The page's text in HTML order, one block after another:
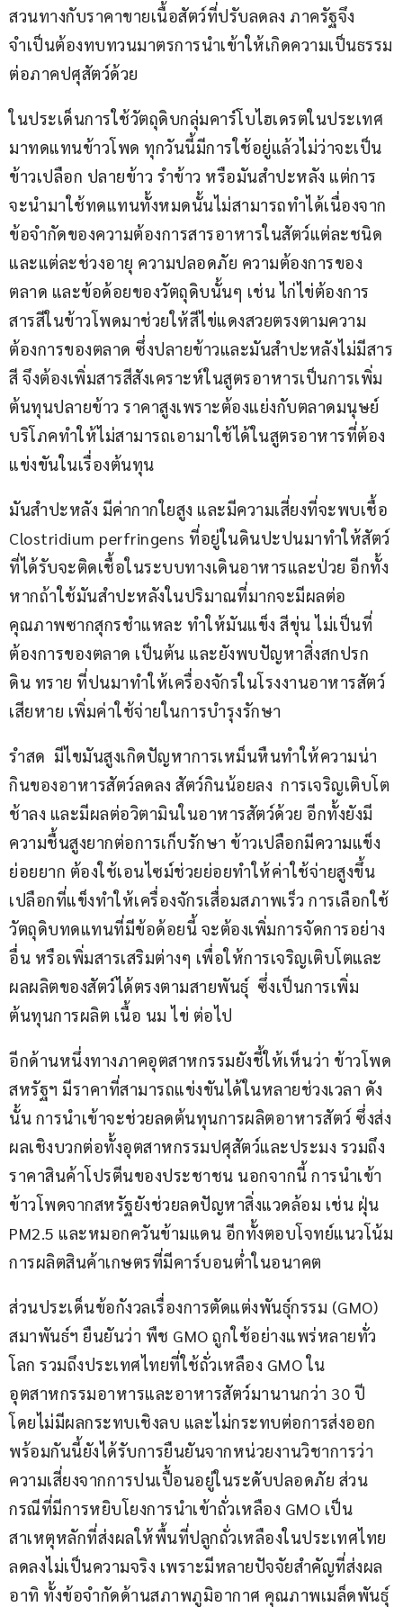
สวนทางกับราคาขายเนื้อสัตว์ที่ปรับลดลง ภาครัฐจึง
จำเป็นต้องทบทวนมาตรการนำเข้าให้เกิดความเป็นธรรม
ต่อภาคปศุสัตว์ด้วย
ในประเด็นการใช้วัตถุดิบกลุ่มคาร์โบไฮเดรตในประเทศ
มาทดแทนข้าวโพด ทุกวันนี้มีการใช้อยู่แล้วไม่ว่าจะเป็น
ข้าวเปลือก ปลายข้าว รำข้าว หรือมันสำปะหลัง แต่การ
จะนำมาใช้ทดแทนทั้งหมดนั้นไม่สามารถทำได้เนื่องจาก
ข้อจำกัดของความต้องการสารอาหารในสัตว์แต่ละชนิด
และแต่ละช่วงอายุ ความปลอดภัย ความต้องการของ
ตลาด และข้อด้อยของวัตถุดิบนั้นๆ เช่น ไก่ไข่ต้องการ
สารสีในข้าวโพดมาช่วยให้สีไข่แดงสวยตรงตามความ
ต้องการของตลาด ซึ่งปลายข้าวและมันสำปะหลังไม่มีสาร
สี จึงต้องเพิ่มสารสีสังเคราะห์ในสูตรอาหารเป็นการเพิ่ม
ต้นทุนปลายข้าว ราคาสูงเพราะต้องแย่งกับตลาดมนุษย์
บริโภคทำให้ไม่สามารถเอามาใช้ได้ในสูตรอาหารที่ต้อง
แข่งขันในเรื่องต้นทุน
มันสำปะหลัง มีค่ากากใยสูง และมีความเสี่ยงที่จะพบเชื้อ
Clostridium perfringens ที่อยู่ในดินปะปนมาทำให้สัตว์
ที่ได้รับจะติดเชื้อในระบบทางเดินอาหารและป่วย อีกทั้ง
หากถ้าใช้มันสำปะหลังในปริมาณที่มากจะมีผลต่อ
คุณภาพซากสุกรชำแหละ ทำให้มันแข็ง สีขุ่น ไม่เป็นที่
ต้องการของตลาด เป็นต้น และยังพบปัญหาสิ่งสกปรก
ดิน ทราย ที่ปนมาทำให้เครื่องจักรในโรงงานอาหารสัตว์
เสียหาย เพิ่มค่าใช้จ่ายในการบำรุงรักษา
รำสด  มีไขมันสูงเกิดปัญหาการเหม็นหืนทำให้ความน่า
กินของอาหารสัตว์ลดลง สัตว์กินน้อยลง  การเจริญเติบโต
ช้าลง และมีผลต่อวิตามินในอาหารสัตว์ด้วย อีกทั้งยังมี
ความชื้นสูงยากต่อการเก็บรักษา ข้าวเปลือกมีความแข็ง
ย่อยยาก ต้องใช้เอนไซม์ช่วยย่อยทำให้ค่าใช้จ่ายสูงขึ้น
เปลือกที่แข็งทำให้เครื่องจักรเสื่อมสภาพเร็ว การเลือกใช้
วัตถุดิบทดแทนที่มีข้อด้อยนี้ จะต้องเพิ่มการจัดการอย่าง
อื่น หรือเพิ่มสารเสริมต่างๆ เพื่อให้การเจริญเติบโตและ
ผลผลิตของสัตว์ได้ตรงตามสายพันธุ์  ซึ่งเป็นการเพิ่ม
ต้นทุนการผลิต เนื้อ นม ไข่ ต่อไป
อีกด้านหนึ่งทางภาคอุตสาหกรรมยังชี้ให้เห็นว่า ข้าวโพด
สหรัฐฯ มีราคาที่สามารถแข่งขันได้ในหลายช่วงเวลา ดัง
นั้น การนำเข้าจะช่วยลดต้นทุนการผลิตอาหารสัตว์ ซึ่งส่ง
ผลเชิงบวกต่อทั้งอุตสาหกรรมปศุสัตว์และประมง รวมถึง
ราคาสินค้าโปรตีนของประชาชน นอกจากนี้ การนำเข้า
ข้าวโพดจากสหรัฐยังช่วยลดปัญหาสิ่งแวดล้อม เช่น ฝุ่น
PM2.5 และหมอกควันข้ามแดน อีกทั้งตอบโจทย์แนวโน้ม
การผลิตสินค้าเกษตรที่มีคาร์บอนต่ำในอนาคต
ส่วนประเด็นข้อกังวลเรื่องการตัดแต่งพันธุ์กรรม (GMO)
สมาพันธ์ฯ ยืนยันว่า พืช GMO ถูกใช้อย่างแพร่หลายทั่ว
โลก รวมถึงประเทศไทยที่ใช้ถั่วเหลือง GMO ใน
อุตสาหกรรมอาหารและอาหารสัตว์มานานกว่า 30 ปี
โดยไม่มีผลกระทบเชิงลบ และไม่กระทบต่อการส่งออก
พร้อมกันนี้ยังได้รับการยืนยันจากหน่วยงานวิชาการว่า
ความเสี่ยงจากการปนเปื้อนอยู่ในระดับปลอดภัย ส่วน
กรณีที่มีการหยิบโยงการนำเข้าถั่วเหลือง GMO เป็น
สาเหตุหลักที่ส่งผลให้พื้นที่ปลูกถั่วเหลืองในประเทศไทย
ลดลงไม่เป็นความจริง เพราะมีหลายปัจจัยสำคัญที่ส่งผล
อาทิ ทั้งข้อจำกัดด้านสภาพภูมิอากาศ คุณภาพเมล็ดพันธุ์